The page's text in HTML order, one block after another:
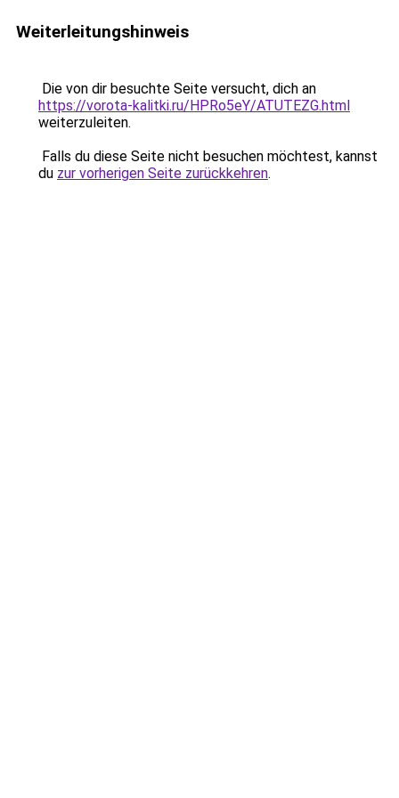
Weiterleitungshinweis
Die von dir besuchte Seite versucht, dich an
https://vorota-kalitki.ru/HPRo5eY/ATUTEZG.html
weiterzuleiten.
Falls du diese Seite nicht besuchen möchtest, kannst
du zur vorherigen Seite zurückkehren.